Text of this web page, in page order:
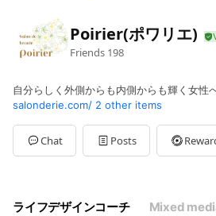
Poirier(ポワリエ)
Friends 198
自分らしく外側からも内側からも輝く女性
salonderie.com/ 2 other items
Chat Posts
ライフデザインコーチ Mixed